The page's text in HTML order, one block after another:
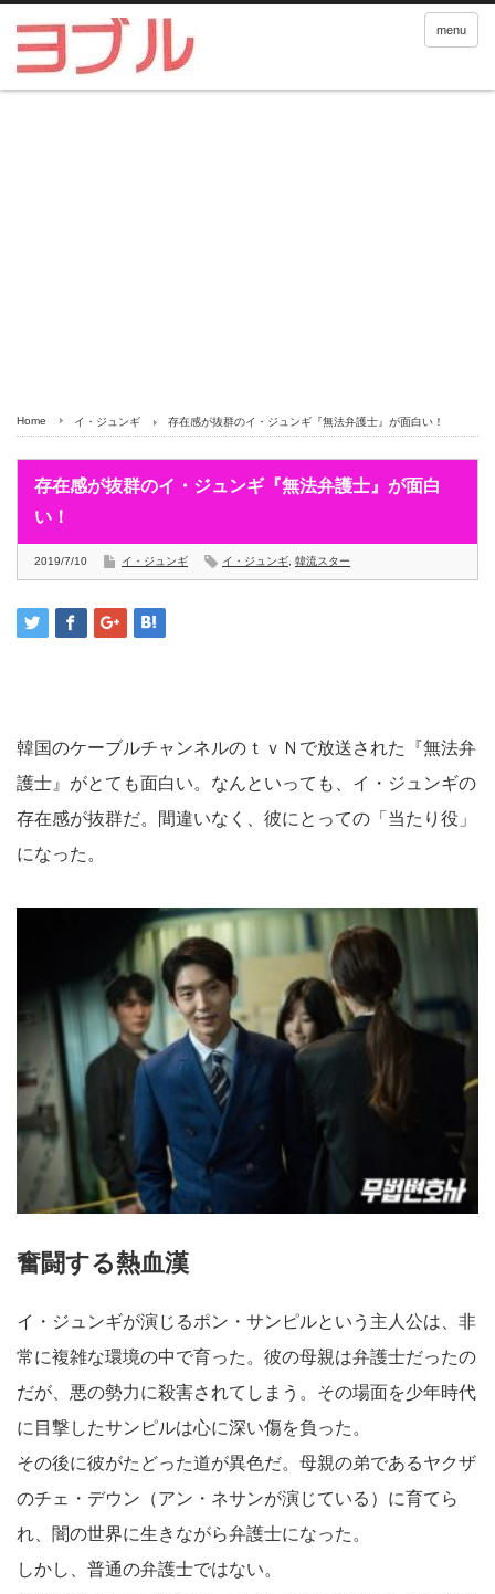
menu
Home イ・ジュンギ 存在感が抜群のイ・ジュンギ『無法弁護士』が面白い！
存在感が抜群のイ・ジュンギ『無法弁護士』が面白
い！
2019/7/10 イ・ジュンギ イ・ジュンギ 韓流スター
韓国のケーブルチャンネルのｔｖＮで放送された『無法弁
護士』がとても面白い。なんといっても、イ・ジュンギの
存在感が抜群だ。間違いなく、彼にとっての「当たり役」
になった。
奮闘する熱血漢
イ・ジュンギが演じるポン・サンピルという主人公は、非
常に複雑な環境の中で育った。彼の母親は弁護士だったの
だが、悪の勢力に殺害されてしまう。その場面を少年時代
に目撃したサンピルは心に深い傷を負った。
その後に彼がたどった道が異色だ。母親の弟であるヤクザ
のチェ・デウン（アン・ネサンが演じている）に育てら
れ、闇の世界に生きながら弁護士になった。
しかし、普通の弁護士ではない。